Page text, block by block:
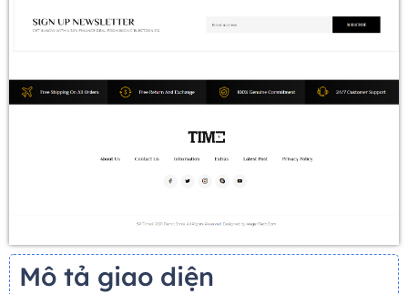
Mô tả giao diện